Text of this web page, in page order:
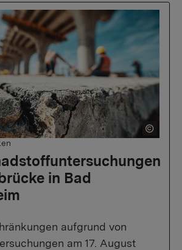
in Bad
aufgrund von
am 17. August